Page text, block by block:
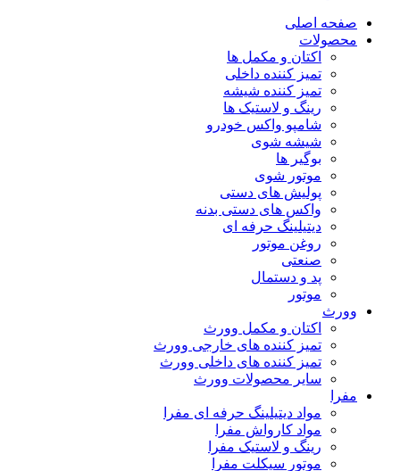
صفحه اصلی
محصولات
اکتان و مکمل ها
تمیز کننده داخلی
تمیز کننده شیشه
رینگ و لاستیک ها
شامپو واکس خودرو
شیشه شوی
بوگیر ها
موتور شوی
پولیش های دستی
واکس های دستی بدنه
دیتیلینگ حرفه ای
روغن موتور
صنعتی
پد و دستمال
موتور
وورث
اکتان و مکمل وورث
تمیز کننده های خارجی وورث
تمیز کننده های داخلی وورث
سایر محصولات وورث
مفرا
مواد دیتیلینگ حرفه ای مفرا
مواد کارواش مفرا
رینگ و لاستیک مفرا
موتور سیکلت مفرا